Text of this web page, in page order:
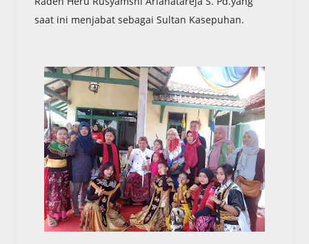
saat ini menjabat sebagai Sultan Kasepuhan.